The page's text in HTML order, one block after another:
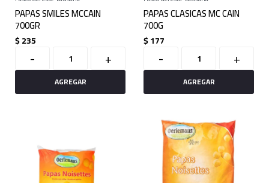
PAPAS SMILES MCCAIN
700GR
$235
- +
PAPAS CLASICAS MC CAIN
700G
$177
- +